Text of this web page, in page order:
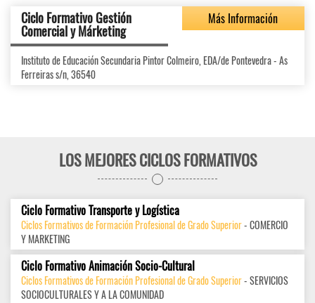
Ciclo Formativo Gestión
Comercial y Márketing
Más Información
Instituto de Educación Secundaria Pintor Colmeiro, EDA/de Pontevedra - As
Ferreiras s/n, 36540
LOS MEJORES CICLOS FORMATIVOS
Ciclo Formativo Transporte y Logística
Ciclos Formativos de Formación Profesional de Grado Superior- COMERCIO
Y MARKETING
Ciclo Formativo Animación Socio-Cultural
Ciclos Formativos de Formación Profesional de Grado Superior- SERVICIOS
SOCIOCULTURALES Y A LA COMUNIDAD